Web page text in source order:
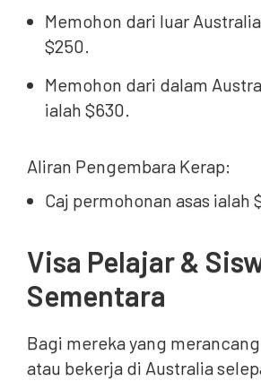
Memohon dari luar
$250.
Memohon dari dalam
ialah $630.
Aliran Pengembara Kerap:
Caj permohonan asas ialah
Visa Pelajar &
Sementara
Bagi mereka yang
atau bekerja di Australia